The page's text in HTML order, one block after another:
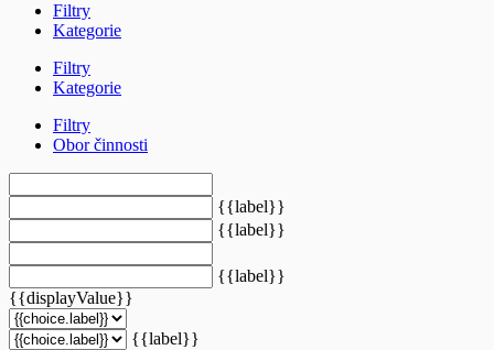
Filtry
Kategorie
Filtry
Kategorie
Filtry
Obor činnosti
{{label}}
{{label}}
{{label}}
{{displayValue}}
{{label}}